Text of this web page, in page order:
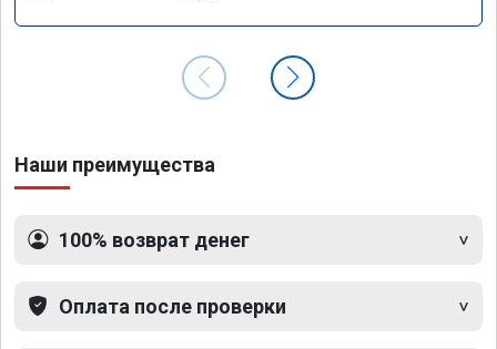
Наши преимущества
100% возврат денег
Оплата после проверки